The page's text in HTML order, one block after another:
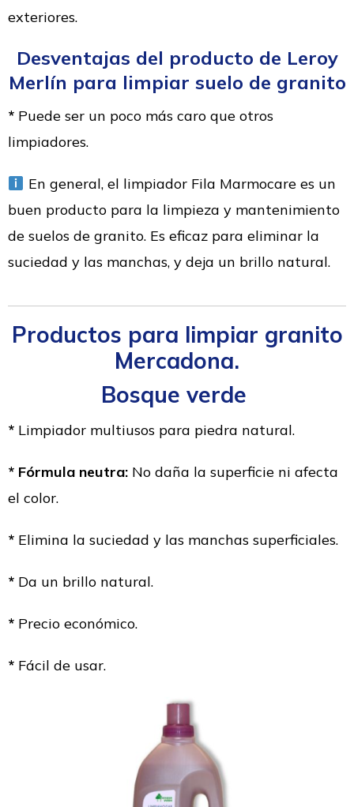
exteriores.
Desventajas del producto de Leroy
Merlín para limpiar suelo de granito
* Puede ser un poco más caro que otros
limpiadores.
En general, el limpiador Fila Marmocare es un
buen producto para la limpieza y mantenimiento
de suelos de granito. Es eficaz para eliminar la
suciedad y las manchas, y deja un brillo natural.
Productos para limpiar granito
Mercadona.
Bosque verde
* Limpiador multiusos para piedra natural.
* Fórmula neutra: No daña la superficie ni afecta
el color.
* Elimina la suciedad y las manchas superficiales.
* Da un brillo natural.
* Precio económico.
* Fácil de usar.